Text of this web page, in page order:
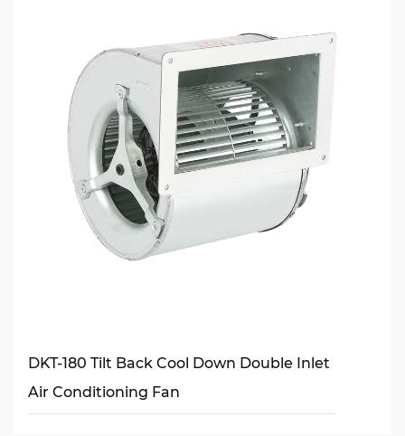
DKT-180 Tilt Back Cool Down Double Inlet
Air Conditioning Fan